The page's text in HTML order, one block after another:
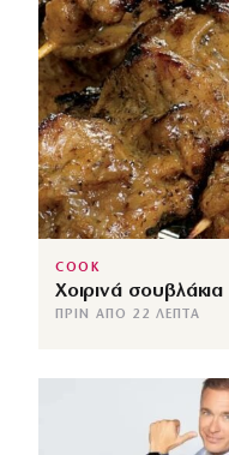
COOK
Χοιρινά σουβλάκια
ΠΡΙΝ ΑΠΌ 22 ΛΕΠΤΆ